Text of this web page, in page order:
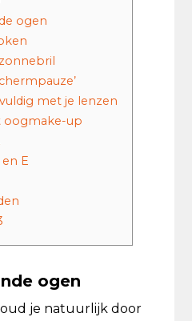
ogen
met je lenzen
oogmake-up
E
ogen
je natuurlijk door